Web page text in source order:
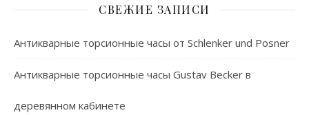
СВЕЖИЕ ЗАПИСИ
Антикварные торсионные часы от Schlenker und Posner
Антикварные торсионные часы Gustav Becker в
деревянном кабинете